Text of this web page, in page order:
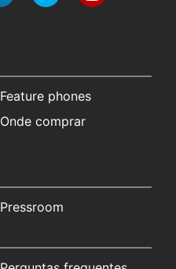
Feature phones
Onde comprar
Pressroom